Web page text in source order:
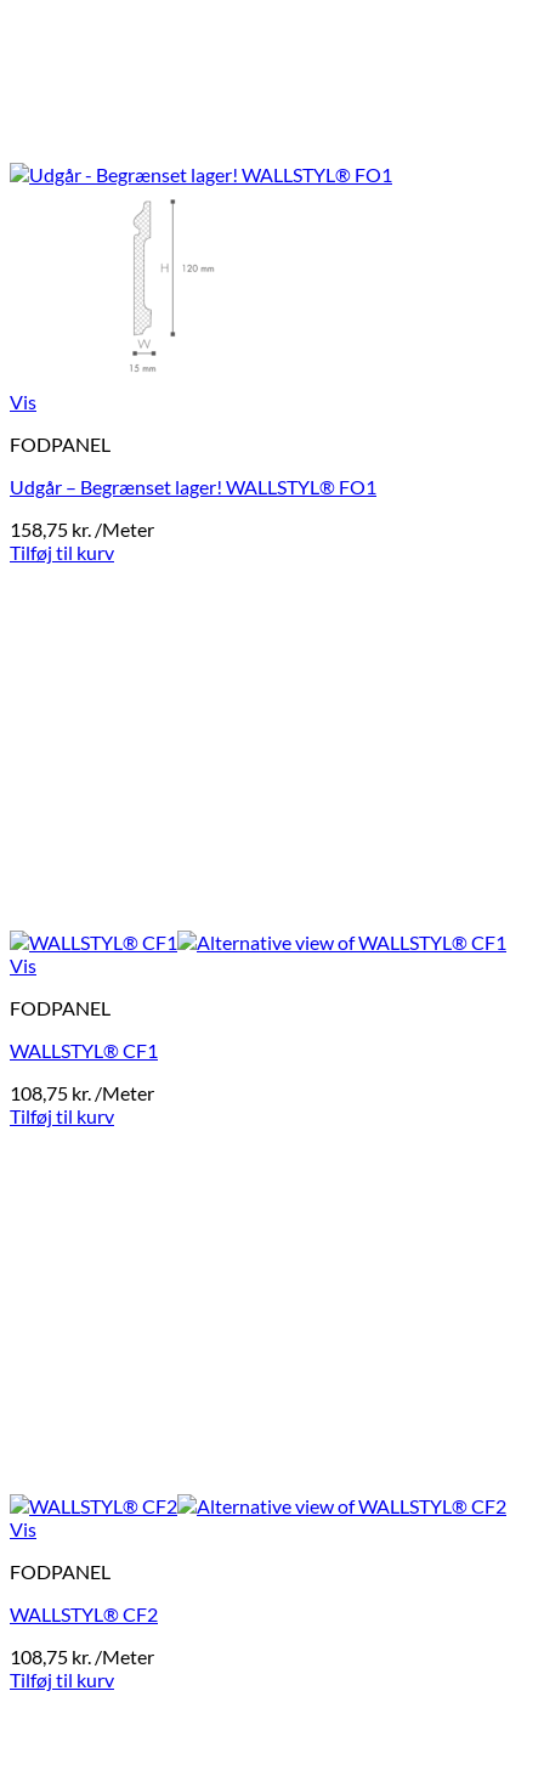
Vis
FODPANEL
Udgår – Begrænset lager! WALLSTYL® FO1
158,75 kr. /Meter
Tilføj til kurv
Vis
FODPANEL
WALLSTYL® CF1
108,75 kr. /Meter
Tilføj til kurv
Vis
FODPANEL
WALLSTYL® CF2
108,75 kr. /Meter
Tilføj til kurv